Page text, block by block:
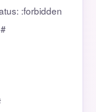
:forbidden